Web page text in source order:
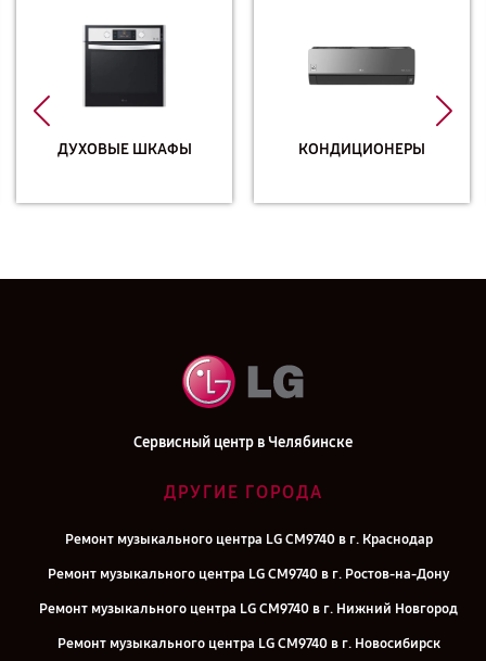
ДУХОВЫЕ ШКАФЫ КОНДИЦИОНЕРЫ
Сервисный центр в Челябинске
ДРУГИЕ ГОРОДА
Ремонт музыкального центра LG CM9740 в г. Краснодар
Ремонт музыкального центра LG CM9740 в г. Ростов-на-Дону
Ремонт музыкального центра LG CM9740 в г. Нижний Новгород
Ремонт музыкального центра LG CM9740 в г. Новосибирск